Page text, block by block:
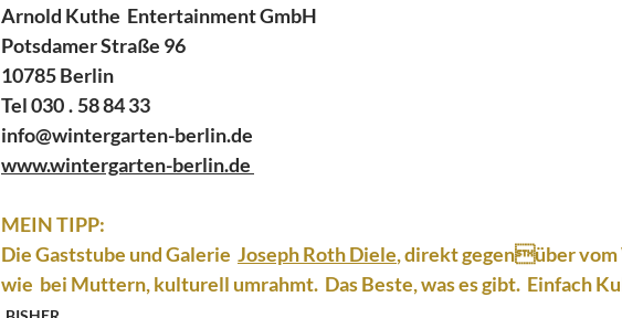
Arnold Kuthe  Entertainment GmbH
Potsdamer Straße 96
10785 Berlin
Tel 030 . 58 84 33
info@wintergarten-berlin.de
www.wintergarten-berlin.de
MEIN TIPP:
Die Gaststube und Galerie Joseph Roth Diele, direkt gegenüber vom
wie  bei Muttern, kulturell umrahmt.  Das Beste, was es gibt.  Einfach